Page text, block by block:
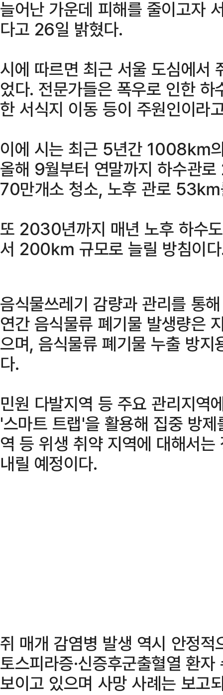
늘어난 가운데 피해를 줄이고자
다고 26일 밝혔다.
시에 따르면 최근 서울 도심에서
었다. 전문가들은 폭우로 인한 하
한 서식지 이동 등이 주원인이라
이에 시는 최근 5년간 1008㎞
올해 9월부터 연말까지 하수관
70만개소 청소, 노후 관로 53㎞
또 2030년까지 매년 노후 하수
서 200㎞ 규모로 늘릴 방침이
음식물쓰레기 감량과 관리를 통
연간 음식물류 폐기물 발생량은
으며, 음식물류 폐기물 누출 방
다.
민원 다발지역 등 주요 관리지역
'스마트 트랩'을 활용해 집중 방
역 등 위생 취약 지역에 대해서
내릴 예정이다.
쥐 매개 감염병 발생 역시 안정
토스피라증·신증후군출혈열 환
보이고 있으며 사망 사례는 보고